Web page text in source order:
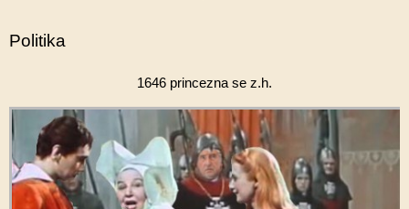
Politika
1646 princezna se z.h.